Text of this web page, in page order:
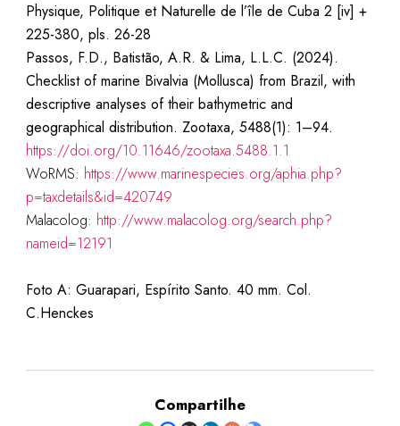
Physique, Politique et Naturelle de l’île de Cuba 2 [iv] +
225-380, pls. 26-28
Passos, F.D., Batistão, A.R. & Lima, L.L.C. (2024).
Checklist of marine Bivalvia (Mollusca) from Brazil, with
descriptive analyses of their bathymetric and
geographical distribution. Zootaxa, 5488(1): 1–94.
https://doi.org/10.11646/zootaxa.5488.1.1
WoRMS: https://www.marinespecies.org/aphia.php?
p=taxdetails&id=420749
Malacolog: http://www.malacolog.org/search.php?
nameid=12191
Foto A: Guarapari, Espírito Santo. 40 mm. Col.
C.Henckes
Compartilhe